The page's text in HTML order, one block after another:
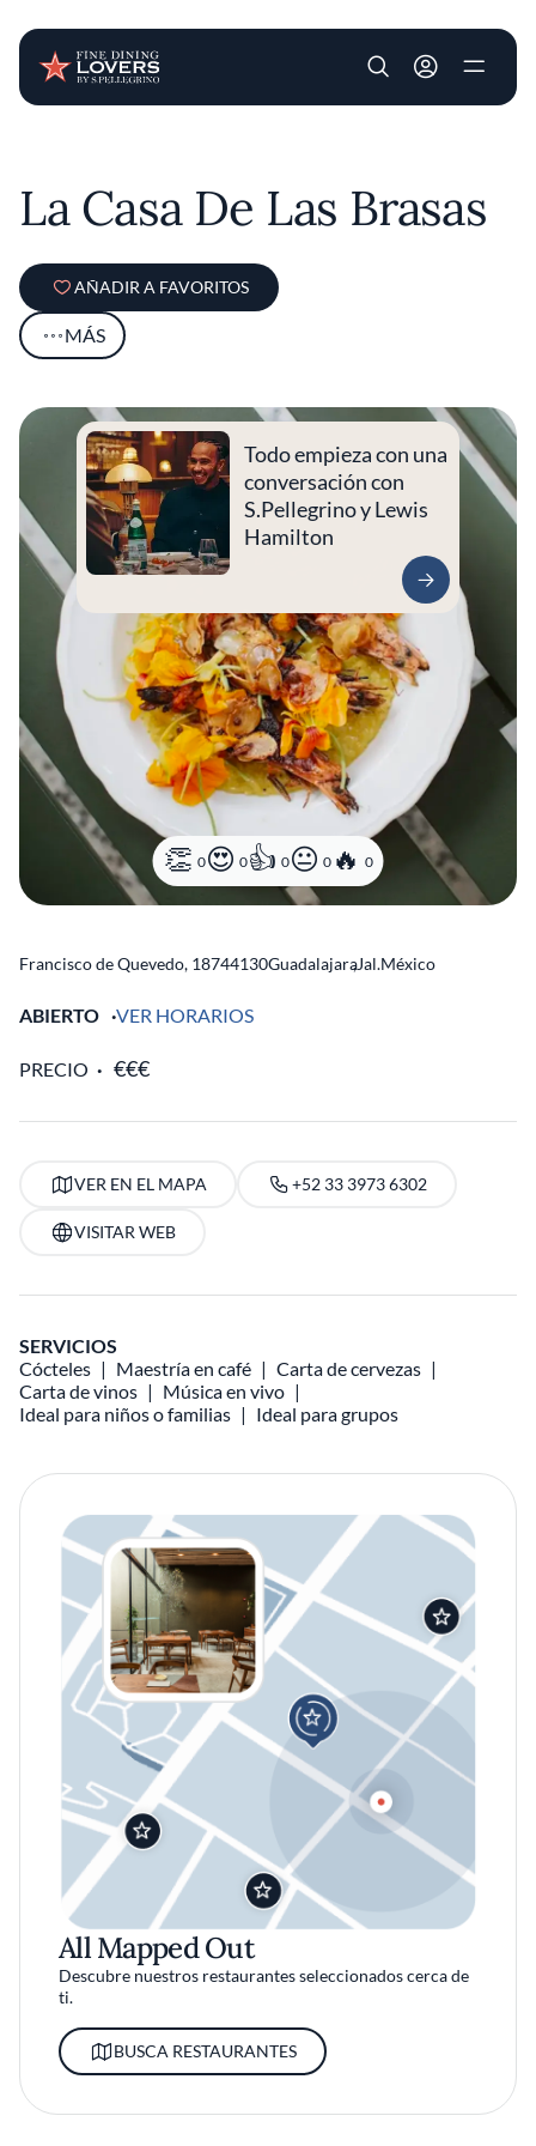
User account
La Casa De Las Brasas
AÑADIR A FAVORITOS
MÁS
0 0 0 0 0
Todo empieza con una
conversación con
S.Pellegrino y Lewis
Hamilton
Francisco de Quevedo, 18744130Guadalajara
,Jal.México
ABIERTO VER HORARIOS
PRECIO
VER EN EL MAPA +52 33 3973 6302
VISITAR WEB
SERVICIOS
Cócteles
Maestría en café
Carta de cervezas
Carta de vinos
Música en vivo
Ideal para niños o familias
Ideal para grupos
All Mapped Out
Descubre nuestros restaurantes seleccionados cerca de
ti.
BUSCA RESTAURANTES